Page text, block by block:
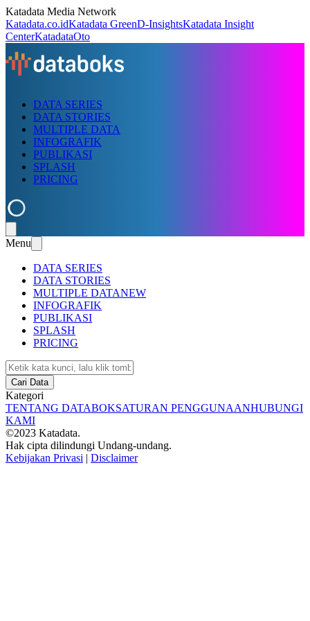
Katadata Media Network
Katadata.co.idKatadata GreenD-InsightsKatadata Insight
CenterKatadataOto
DATA SERIES
DATA STORIES
MULTIPLE DATA
INFOGRAFIK
PUBLIKASI
SPLASH
PRICING
Menu
DATA SERIES
DATA STORIES
MULTIPLE DATANEW
INFOGRAFIK
PUBLIKASI
SPLASH
PRICING
Cari Data
Kategori
TENTANG DATABOKSATURAN PENGGUNAANHUBUNGI
KAMI
©2023 Katadata.
Hak cipta dilindungi Undang-undang.
Kebijakan Privasi | Disclaimer